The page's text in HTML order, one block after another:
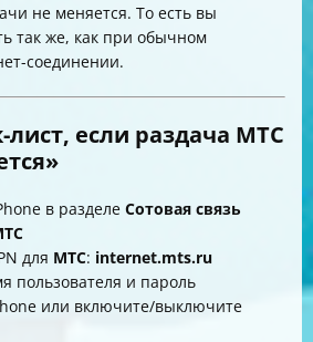
не меняется. То есть вы
так же, как при обычном
соединении.
лист, если раздача МТС
в разделе Сотовая связь
для МТС: internet.mts.ru
пользователя и пароль
или включите/выключите